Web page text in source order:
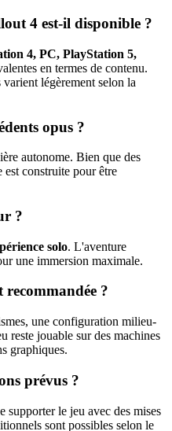
4 est-il disponible ?
4, PC, PlayStation 5,
en termes de contenu.
légèrement selon la
opus ?
autonome. Bien que des
est construite pour être
?
solo. L'aventure
une immersion maximale.
?
une configuration milieu-
reste jouable sur des machines
graphiques.
prévus ?
supporter le jeu avec des mises
sont possibles selon le